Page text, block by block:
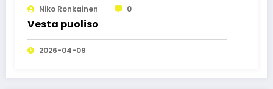
Niko Ronkainen 0
Vesta puoliso
2026-04-09